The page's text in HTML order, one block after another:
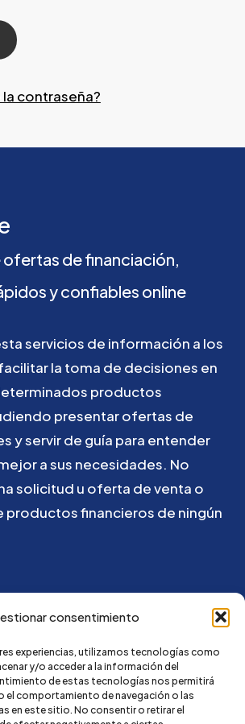
consentimiento
experiencias, utilizamos tecnologías como
y/o acceder a la información del
de estas tecnologías nos permitirá
el comportamiento de navegación o las
en este sitio. No consentir o retirar el
contraseña?
ofertas definanciación,
yconfiables online
servicios de información a los
la toma de decisiones en
productos
presentarofertas de
yservirde guía para entender
asus necesidades. No
solicitud u oferta deventa o
productosfinancieros de ningún
en contacto con nosotros